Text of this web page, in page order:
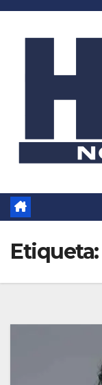
Saltar
Etiqueta: